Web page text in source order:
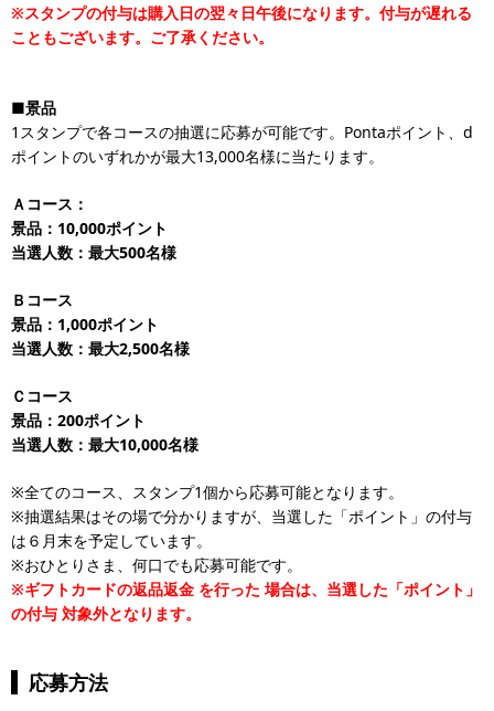
※スタンプの付与は購入日の翌々日午後になります。付与が遅れる
こともございます。ご了承ください。
■景品
1スタンプで各コースの抽選に応募が可能です。Pontaポイント、d
ポイントのいずれかが最大13,000名様に当たります。
Ａコース：
景品：10,000ポイント
当選人数：最大500名様
Ｂコース
景品：1,000ポイント
当選人数：最大2,500名様
Ｃコース
景品：200ポイント
当選人数：最大10,000名様
※全てのコース、スタンプ1個から応募可能となります。
※抽選結果はその場で分かりますが、当選した「ポイント」の付与
は６月末を予定しています。
※おひとりさま、何口でも応募可能です。
※ギフトカードの返品返金 を行った 場合は、当選した「ポイント」
の付与 対象外となります。
応募方法